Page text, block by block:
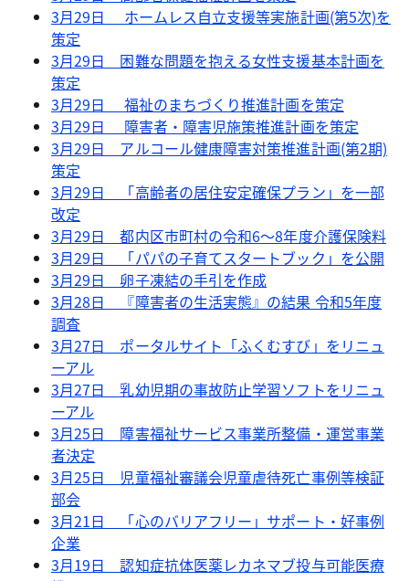
3月29日 ホームレス自立支援等実施計画(第5次)を
策定
3月29日 困難な問題を抱える女性支援基本計画を
策定
3月29日 福祉のまちづくり推進計画を策定
3月29日 障害者・障害児施策推進計画を策定
3月29日 アルコール健康障害対策推進計画(第2期)
策定
3月29日 「高齢者の居住安定確保プラン」を一部
改定
3月29日 都内区市町村の令和6～8年度介護保険料
3月29日 「パパの子育てスタートブック」を公開
3月29日 卵子凍結の手引を作成
3月28日 『障害者の生活実態』の結果 令和5年度
調査
3月27日 ポータルサイト「ふくむすび」をリニュ
ーアル
3月27日 乳幼児期の事故防止学習ソフトをリニュ
ーアル
3月25日 障害福祉サービス事業所整備・運営事業
者決定
3月25日 児童福祉審議会児童虐待死亡事例等検証
部会
3月21日 「心のバリアフリー」サポート・好事例
企業
3月19日 認知症抗体医薬レカネマブ投与可能医療